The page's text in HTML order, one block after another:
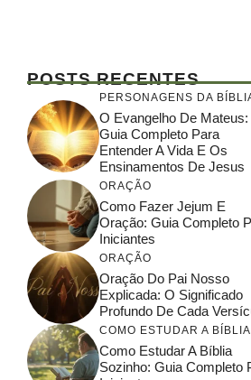
POSTS RECENTES
PERSONAGENS DA
O Evangelho De Mateus:
Guia Completo Para
Entender A Vida E Os
Ensinamentos De Jesus
ORAÇÃO
Como Fazer Jejum E
Oração: Guia Completo
Iniciantes
ORAÇÃO
Oração Do Pai Nosso
Explicada: O Significado
Profundo De Cada
COMO ESTUDAR A BÍBLIA
Como Estudar A Bíblia
Sozinho: Guia Completo